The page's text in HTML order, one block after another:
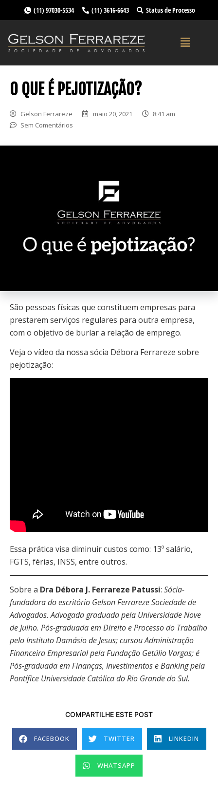
(11) 97030-5534 (11) 3616-6643 Status de Processo
O QUE É PEJOTIZAÇÃO?
Gelson Ferrareze maio 20, 2021
8:41 am
Sem Comentários
São pessoas físicas que constituem empresas para
prestarem serviços regulares para outra empresa,
com o objetivo de burlar a relação de emprego.
Veja o vídeo da nossa sócia Débora Ferrareze sobre
pejotização:
Essa prática visa diminuir custos como: 13º salário,
FGTS, férias, INSS, entre outros.
Sobre a Dra Débora J. Ferrareze Patussi: Sócia-
fundadora do escritório Gelson Ferrareze Sociedade de
Advogados. Advogada graduada pela Universidade Nove
de Julho. Pós-graduada em Direito e Processo do Trabalho
pelo Instituto Damásio de Jesus; cursou Administração
Financeira Empresarial pela Fundação Getúlio Vargas; é
Pós-graduada em Finanças, Investimentos e Banking pela
Pontífice Universidade Católica do Rio Grande do Sul.
COMPARTILHE ESTE POST
FACEBOOK TWITTER LINKEDIN
WHATSAPP